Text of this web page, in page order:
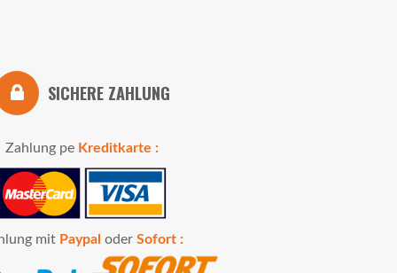
SICHERE ZAHLUNG
Zahlung pe Kreditkarte :
mit Paypal oder Sofort :